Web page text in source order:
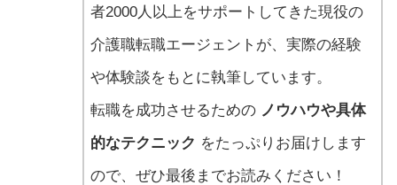
者2000人以上をサポートしてきた現役の
介護職転職エージェントが、実際の経験
や体験談をもとに執筆しています。
転職を成功させるための ノウハウや具体
的なテクニック をたっぷりお届けします
ので、ぜひ最後までお読みください！